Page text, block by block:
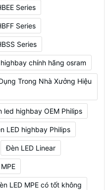
Series
Series
Series
chính hãng osram
Trong Nhà Xưởng Hiệu
led highbay OEM Philips
LED highbay Philips
Đèn LED Linear
LED MPE có tốt không